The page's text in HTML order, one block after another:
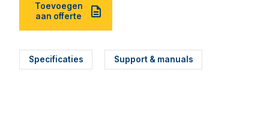
Toevoegen
aan offerte
Specificaties Support & manuals